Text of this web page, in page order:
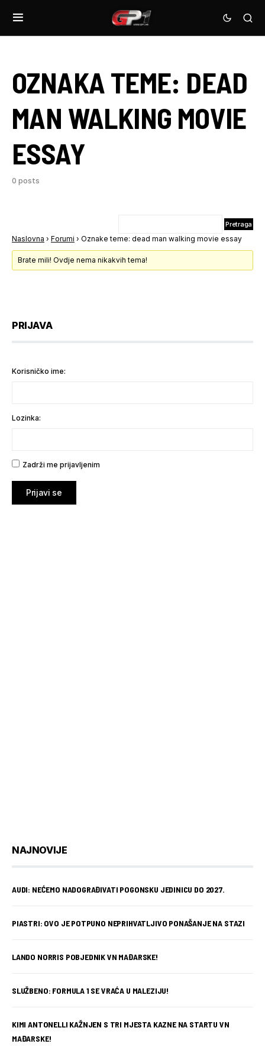
OZNAKA TEME: DEAD
MAN WALKING MOVIE
ESSAY
0 posts
Naslovna › Forumi › Oznake teme: dead man walking movie essay
Brate mili! Ovdje nema nikakvih tema!
PRIJAVA
Korisničko ime:
Lozinka:
Zadrži me prijavljenim
Prijavi se
NAJNOVIJE
AUDI: NEĆEMO NADOGRAĐIVATI POGONSKU JEDINICU DO 2027.
PIASTRI: OVO JE POTPUNO NEPRIHVATLJIVO PONAŠANJE NA STAZI
LANDO NORRIS POBJEDNIK VN MAĐARSKE!
SLUŽBENO: FORMULA 1 SE VRAĆA U MALEZIJU!
KIMI ANTONELLI KAŽNJEN S TRI MJESTA KAZNE NA STARTU VN
MAĐARSKE!